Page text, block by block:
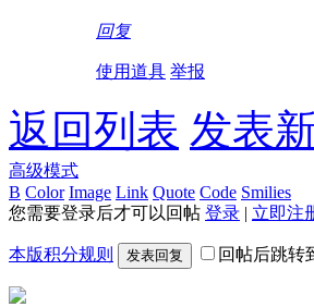
回复
使用道具 举报
返回列表 发表
高级模式
B Color Image Link Quote Code Smilies
您需要登录后才可以回帖 登录 | 立即注
本版积分规则 发表回复 回帖后跳转